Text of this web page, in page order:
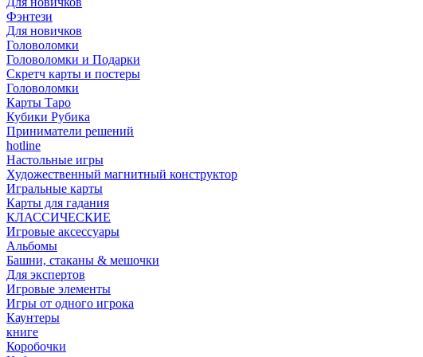
Фэнтези
Для новичков
Головоломки
Головоломки и Подарки
Cкретч карты и постеры
Головоломки
Карты Таро
Кубики Рубика
Приниматели решений
hotline
Настольные игры
Художественный магнитный конструктор
Игральные карты
Карты для гадания
КЛАССИЧЕСКИЕ
Игровые аксессуары
Альбомы
Башни, стаканы & мешочки
Для экспертов
Игровые элементы
Игры от одного игрока
Каунтеры
книге
Коробочки